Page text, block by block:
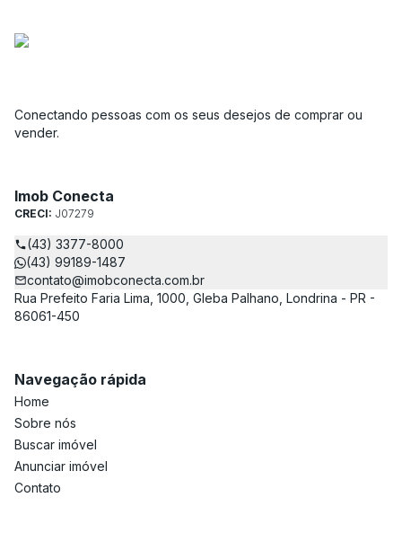
Conectando pessoas com os seus desejos de comprar ou
vender.
Imob Conecta
CRECI: J07279
(43) 3377-8000
(43) 99189-1487
contato@imobconecta.com.br
Rua Prefeito Faria Lima, 1000, Gleba Palhano, Londrina - PR -
86061-450
Navegação rápida
Home
Sobre nós
Buscar imóvel
Anunciar imóvel
Contato